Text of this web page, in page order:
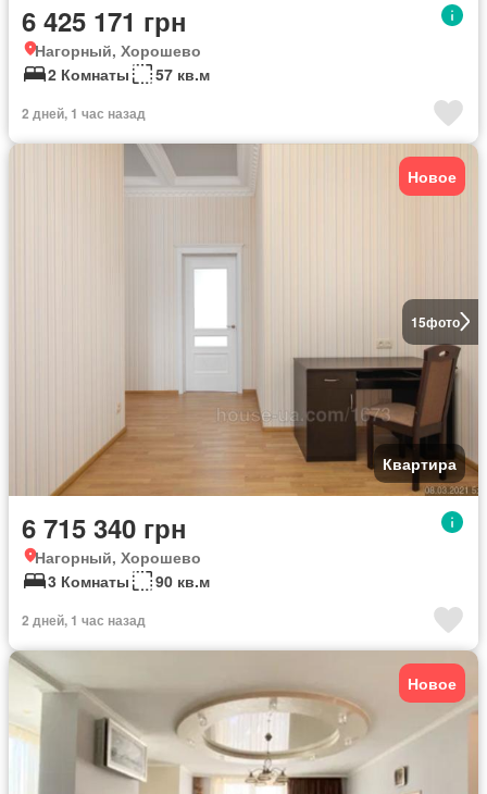
6 425 171 грн
Нагорный, Хорошево
2 Комнаты
57 кв.м
2 дней, 1 час назад
15фото
Новое
Квартира
6 715 340 грн
Нагорный, Хорошево
3 Комнаты
90 кв.м
2 дней, 1 час назад
Новое